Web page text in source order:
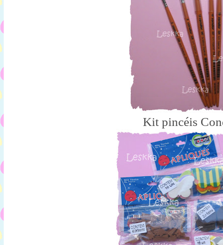
Kit pincéis